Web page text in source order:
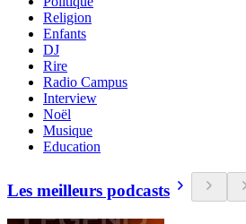
Religion
Enfants
DJ
Rire
Radio Campus
Interview
Noël
Musique
Education
Les meilleurs podcasts